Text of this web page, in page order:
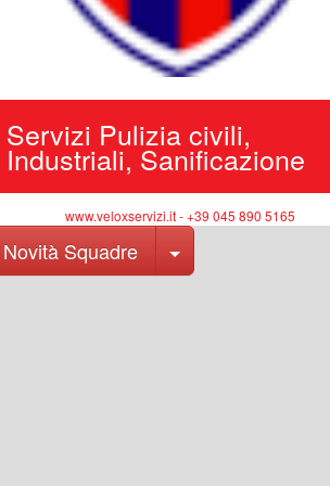
Servizi Pulizia civili,
Industriali, Sanificazione
www.veloxservizi.it - +39 045 890 5165
Novità Squadre Toggle Dropdown